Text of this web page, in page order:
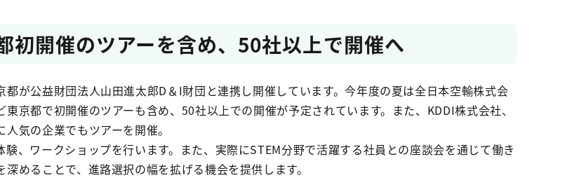
初開催のツアーを含め、50社以上で開催へ
が公益財団法人山田進太郎D＆I財団と連携し開催しています。今年度の夏は全日本空輸株式会
京都で初開催のツアーも含め、50社以上での開催が予定されています。また、KDDI株式会社、
気の企業でもツアーを開催。
、ワークショップを行います。また、実際にSTEM分野で活躍する社員との座談会を通じて働き
めることで、進路選択の幅を拡げる機会を提供します。